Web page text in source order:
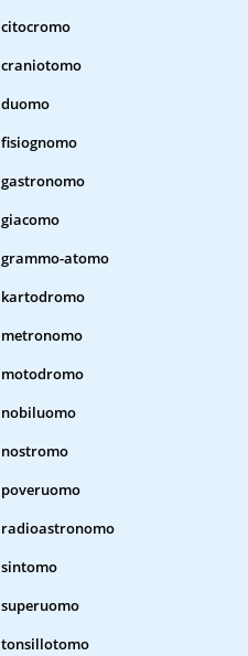
citocromo
craniotomo
duomo
fisiognomo
gastronomo
giacomo
grammo-atomo
kartodromo
metronomo
motodromo
nobiluomo
nostromo
poveruomo
radioastronomo
sintomo
superuomo
tonsillotomo